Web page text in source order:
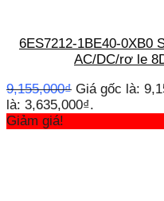
6ES7212-1BE40-0XB0
AC/DC/rơ le
9,155,000₫ Giá gốc là:
là: 3,635,000₫.
Giảm giá!